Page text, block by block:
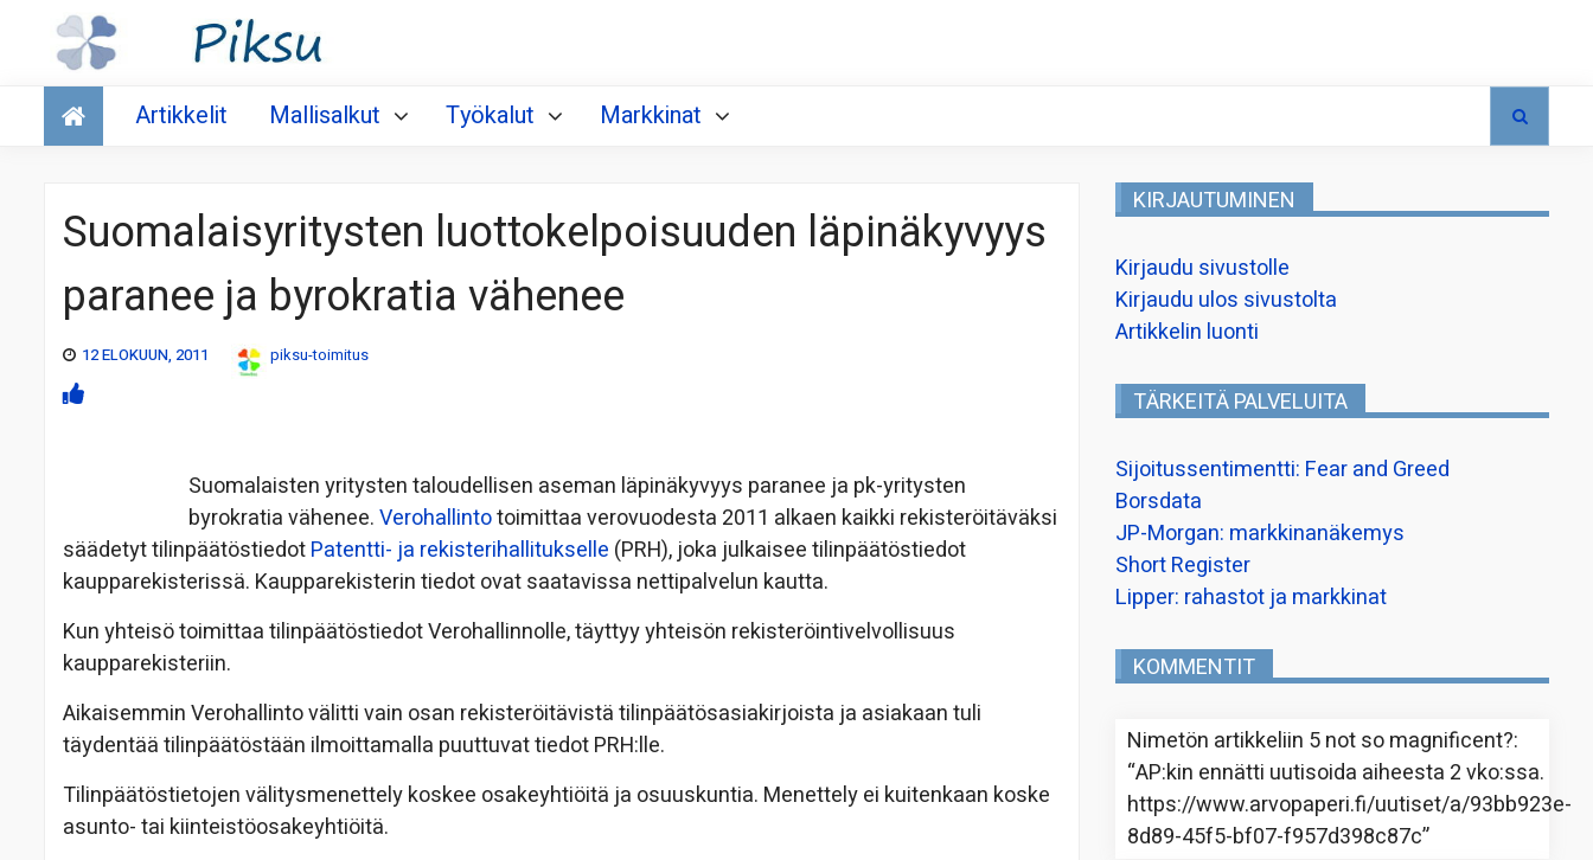
Talous
Artikkelit Mallisalkut Työkalut Markkinat
Suomalaisyritysten luottokelpoisuuden läpinäkyvyys
paranee ja byrokratia vähenee
12 ELOKUUN, 2011 piksu-toimitus
Suomalaisten yritysten taloudellisen aseman läpinäkyvyys paranee ja pk-yritysten
byrokratia vähenee.Verohallintotoimittaa verovuodesta 2011 alkaen kaikki rekisteröitäväksi
säädetyt tilinpäätöstiedotPatentti- ja rekisterihallitukselle (PRH), joka julkaisee tilinpäätöstiedot
kaupparekisterissä. Kaupparekisterin tiedot ovat saatavissa nettipalvelun kautta.
Kun yhteisö toimittaa tilinpäätöstiedot Verohallinnolle, täyttyy yhteisön rekisteröintivelvollisuus
kaupparekisteriin.
Aikaisemmin Verohallinto välitti vain osan rekisteröitävistä tilinpäätösasiakirjoista ja asiakaan tuli
täydentää tilinpäätöstään ilmoittamalla puuttuvat tiedot PRH:lle.
Tilinpäätöstietojen välitysmenettely koskee osakeyhtiöitä ja osuuskuntia. Menettely ei kuitenkaan koske
asunto- tai kiinteistöosakeyhtiöitä.
KIRJAUTUMINEN
Kirjaudu sivustolle
Kirjaudu ulos sivustolta
Artikkelin luonti
TÄRKEITÄ PALVELUITA
Sijoitussentimentti: Fear and Greed
Borsdata
JP-Morgan: markkinanäkemys
Short Register
Lipper: rahastot ja markkinat
KOMMENTIT
Nimetön artikkeliin 5 not so magnificent?:
“AP:kin ennätti uutisoida aiheesta 2 vko:ssa.
https://www.arvopaperi.fi/uutiset/a/93bb923e-
8d89-45f5-bf07-f957d398c87c”